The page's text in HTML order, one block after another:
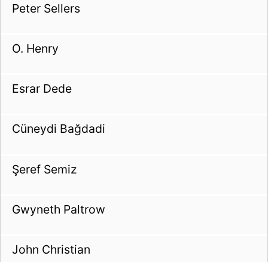
Peter Sellers
O. Henry
Esrar Dede
Cüneydi Bağdadi
Şeref Semiz
Gwyneth Paltrow
John Christian